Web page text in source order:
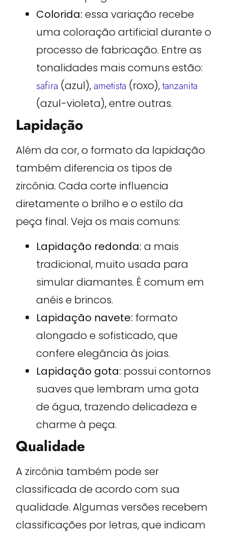
Colorida: essa variação recebe
uma coloração artificial durante o
processo de fabricação. Entre as
tonalidades mais comuns estão:
safira (azul),ametista (roxo),tanzanita
(azul-violeta), entre outras.
Lapidação
Além da cor, o formato da lapidação
também diferencia os tipos de
zircônia. Cada corte influencia
diretamente o brilho e o estilo da
peça final. Veja os mais comuns:
Lapidação redonda: a mais
tradicional, muito usada para
simular diamantes. É comum em
anéis e brincos.
Lapidação navete: formato
alongado e sofisticado, que
confere elegância às joias.
Lapidação gota: possui contornos
suaves que lembram uma gota
de água, trazendo delicadeza e
charme à peça.
Qualidade
A zircônia também pode ser
classificada de acordo com sua
qualidade. Algumas versões recebem
classificações por letras, que indicam